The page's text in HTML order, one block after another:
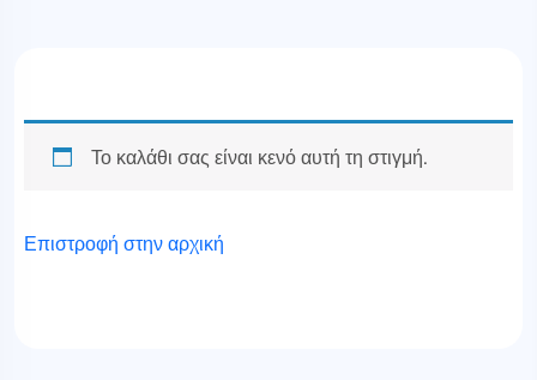
Το καλάθι σας είναι κενό αυτή τη στιγμή.
Επιστροφή στην αρχική